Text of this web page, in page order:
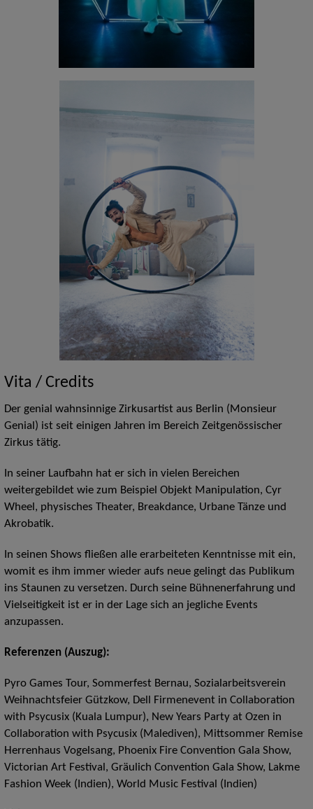
Vita / Credits
Der genial wahnsinnige Zirkusartist aus Berlin (Monsieur
Genial) ist seit einigen Jahren im Bereich Zeitgenössischer
Zirkus tätig.
In seiner Laufbahn hat er sich in vielen Bereichen
weitergebildet wie zum Beispiel Objekt Manipulation, Cyr
Wheel, physisches Theater, Breakdance, Urbane Tänze und
Akrobatik.
In seinen Shows fließen alle erarbeiteten Kenntnisse mit ein,
womit es ihm immer wieder aufs neue gelingt das Publikum
ins Staunen zu versetzen. Durch seine Bühnenerfahrung und
Vielseitigkeit ist er in der Lage sich an jegliche Events
anzupassen.
Referenzen (Auszug):
Pyro Games Tour, Sommerfest Bernau, Sozialarbeitsverein
Weihnachtsfeier Gützkow, Dell Firmenevent in Collaboration
with Psycusix (Kuala Lumpur), New Years Party at Ozen in
Collaboration with Psycusix (Malediven), Mittsommer Remise
Herrenhaus Vogelsang, Phoenix Fire Convention Gala Show,
Victorian Art Festival, Gräulich Convention Gala Show, Lakme
Fashion Week (Indien), World Music Festival (Indien)